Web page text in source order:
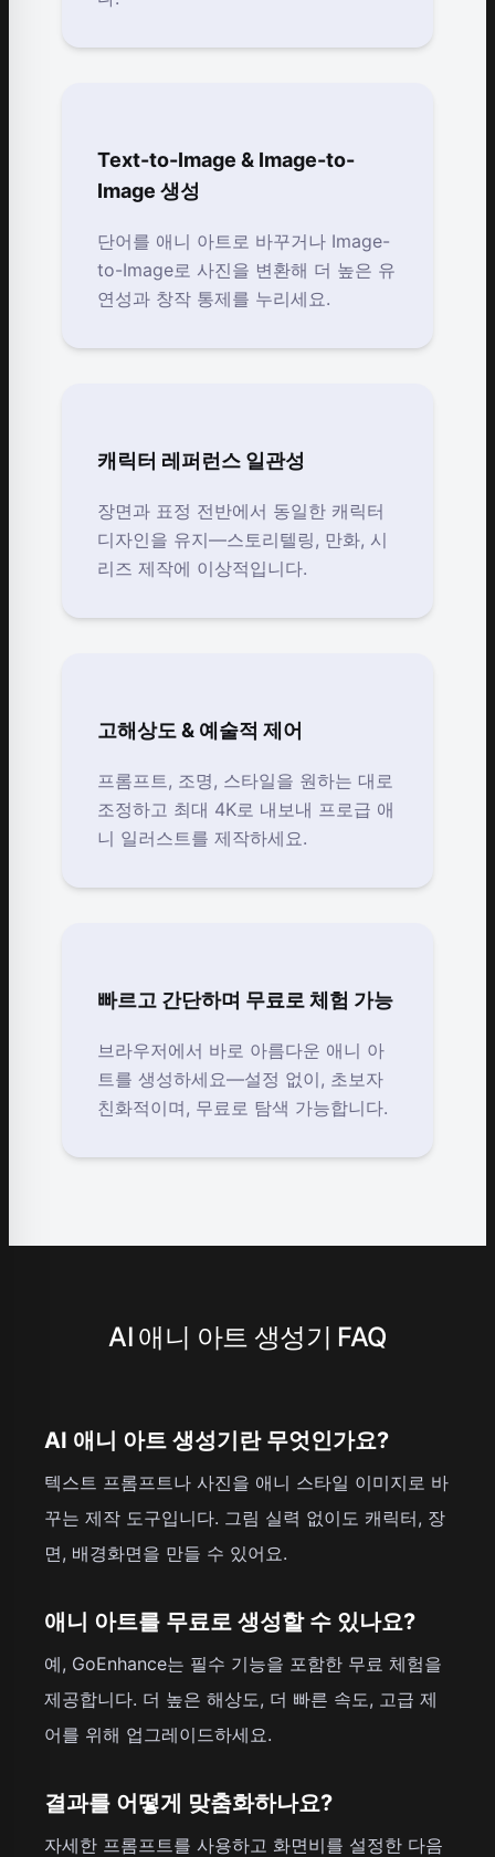
Text-to-Image & Image-to-
Image 생성
단어를 애니 아트로 바꾸거나 Image-
to-Image로 사진을 변환해 더 높은 유
연성과 창작 통제를 누리세요.
캐릭터 레퍼런스 일관성
장면과 표정 전반에서 동일한 캐릭터
디자인을 유지—스토리텔링, 만화, 시
리즈 제작에 이상적입니다.
고해상도 & 예술적 제어
프롬프트, 조명, 스타일을 원하는 대로
조정하고 최대 4K로 내보내 프로급 애
니 일러스트를 제작하세요.
빠르고 간단하며 무료로 체험 가능
브라우저에서 바로 아름다운 애니 아
트를 생성하세요—설정 없이, 초보자
친화적이며, 무료로 탐색 가능합니다.
AI 애니 아트 생성기 FAQ
AI 애니 아트 생성기란 무엇인가요?
텍스트 프롬프트나 사진을 애니 스타일 이미지로 바
꾸는 제작 도구입니다. 그림 실력 없이도 캐릭터, 장
면, 배경화면을 만들 수 있어요.
애니 아트를 무료로 생성할 수 있나요?
예, GoEnhance는 필수 기능을 포함한 무료 체험을
제공합니다. 더 높은 해상도, 더 빠른 속도, 고급 제
어를 위해 업그레이드하세요.
결과를 어떻게 맞춤화하나요?
자세한 프롬프트를 사용하고 화면비를 설정한 다음